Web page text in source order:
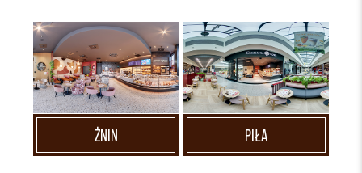
ŻNIN PIŁA